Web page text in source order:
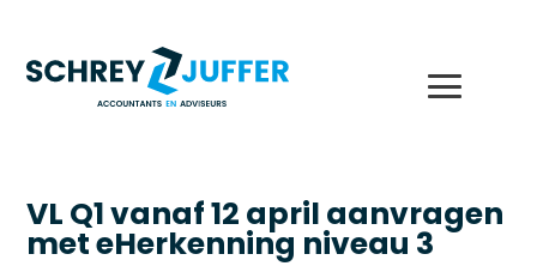
VL Q1 vanaf 12 april aanvragen
met eHerkenning niveau 3